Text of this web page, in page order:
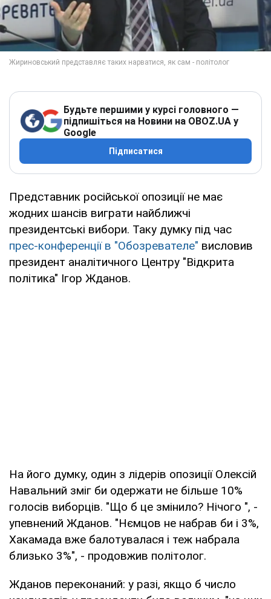
Будьте першими у курсі головного —
підпишіться на Новини на OBOZ.UA у
Google
Підписатися
Представник російської опозиції не має
жодних шансів виграти найближчі
президентські вибори. Таку думку під час
прес-конференції в "Обозревателе" висловив
президент аналітичного Центру "Відкрита
політика" Ігор Жданов.
На його думку, один з лідерів опозиції Олексій
Навальний зміг би одержати не більше 10%
голосів виборців. "Що б це змінило? Нічого ", -
упевнений Жданов. "Нємцов не набрав би і 3%,
Хакамада вже балотувалася і теж набрала
близько 3%", - продовжив політолог.
Жданов переконаний: у разі, якщо б число